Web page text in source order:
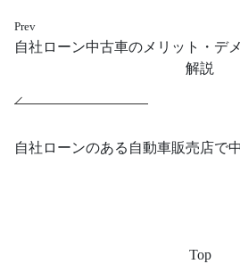
Prev
自社ローン中古車のメリット・デ
解説
Top
自社ローンのある自動車販売店で